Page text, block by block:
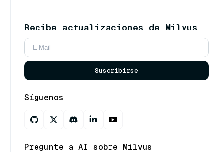
Recibe actualizaciones de Milvus
Suscribirse
Síguenos
Pregunte a AI sobre Milvus